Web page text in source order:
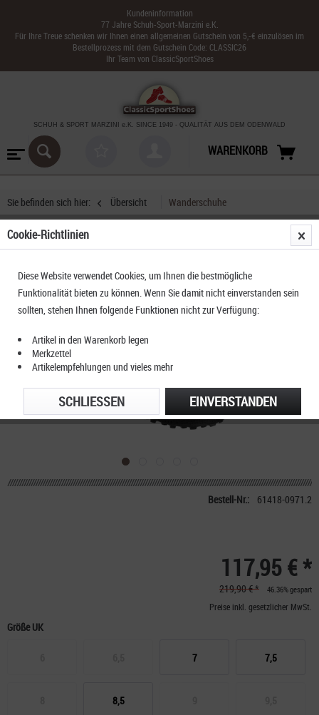
Kundeninformation
77 Jahre Schuh-Sport-Marzini e.K.
Für Ihre Treue schenken wir Ihnen einen allgemeinen Gutschein von 5,-€ einzulösen im
Bestellprozess mit dem Gutschein Code: CLASSIC26
Ihr Team von ClassicSportShoes
SCHUH & SPORT MARZINI e.K. SINCE 1949 - QUALITÄT AUS DEM ODENWALD
WARENKORB
Sie befinden sich hier: Übersicht Wanderschuhe
Bestell-Nr.: 61418-0971.2
117,95 € *
219,90 € * 46.36% gespart
Preise inkl. gesetzlicher MwSt.
Größe UK
7 7,5
8,5
Cookie-Richtlinien
Diese Website verwendet Cookies, um Ihnen die bestmögliche
Funktionalität bieten zu können. Wenn Sie damit nicht einverstanden sein
sollten, stehen Ihnen folgende Funktionen nicht zur Verfügung:
Artikel in den Warenkorb legen
Merkzettel
Artikelempfehlungen und vieles mehr
EINVERSTANDEN
SCHLIESSEN